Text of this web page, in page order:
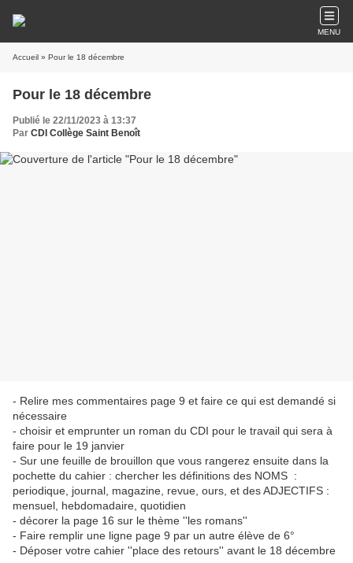
MENU
Accueil » Pour le 18 décembre
Pour le 18 décembre
Publié le 22/11/2023 à 13:37
Par CDI Collège Saint Benoît
- Relire mes commentaires page 9 et faire ce qui est demandé si
nécessaire
- choisir et emprunter un roman du CDI pour le travail qui sera à
faire pour le 19 janvier
- Sur une feuille de brouillon que vous rangerez ensuite dans la
pochette du cahier : chercher les définitions des NOMS :
periodique, journal, magazine, revue, ours, et des ADJECTIFS :
mensuel, hebdomadaire, quotidien
- décorer la page 16 sur le thème ''les romans''
- Faire remplir une ligne page 9 par un autre élève de 6°
- Déposer votre cahier ''place des retours'' avant le 18 décembre